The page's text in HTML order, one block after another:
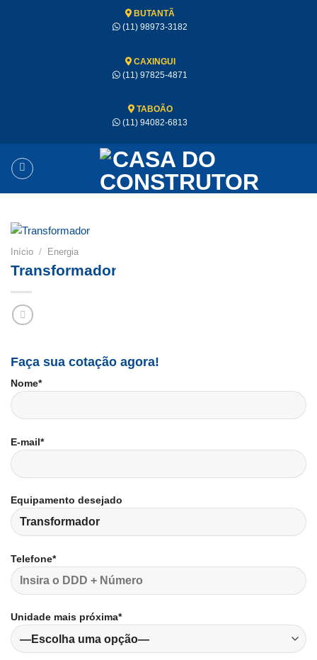
BUTANTÃ
(11) 98973-3182
CAXINGUI
(11) 97825-4871
TABOÃO
(11) 94082-6813
Início / Energia
Transformador
Faça sua cotação agora!
Nome*
E-mail*
Equipamento desejado
Telefone*
Unidade mais próxima*